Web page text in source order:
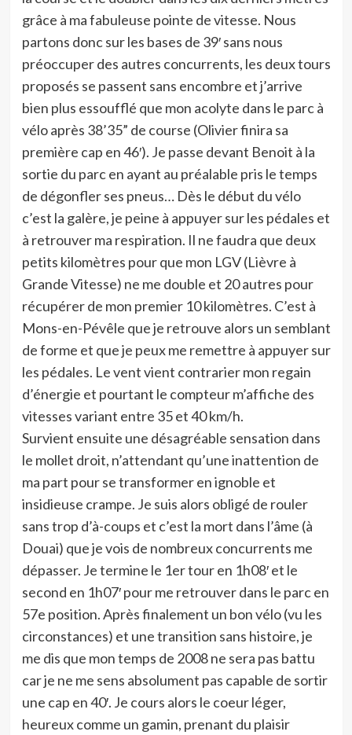
grâce à ma fabuleuse pointe de vitesse. Nous
partons donc sur les bases de 39′ sans nous
préoccuper des autres concurrents, les deux tours
proposés se passent sans encombre et j’arrive
bien plus essoufflé que mon acolyte dans le parc à
vélo après 38’35” de course (Olivier finira sa
première cap en 46′). Je passe devant Benoit à la
sortie du parc en ayant au préalable pris le temps
de dégonfler ses pneus… Dès le début du vélo
c’est la galère, je peine à appuyer sur les pédales et
à retrouver ma respiration. Il ne faudra que deux
petits kilomètres pour que mon LGV (Lièvre à
Grande Vitesse) ne me double et 20 autres pour
récupérer de mon premier 10 kilomètres. C’est à
Mons-en-Pévêle que je retrouve alors un semblant
de forme et que je peux me remettre à appuyer sur
les pédales. Le vent vient contrarier mon regain
d’énergie et pourtant le compteur m’affiche des
vitesses variant entre 35 et 40 km/h.
Survient ensuite une désagréable sensation dans
le mollet droit, n’attendant qu’une inattention de
ma part pour se transformer en ignoble et
insidieuse crampe. Je suis alors obligé de rouler
sans trop d’à-coups et c’est la mort dans l’âme (à
Douai) que je vois de nombreux concurrents me
dépasser. Je termine le 1er tour en 1h08′ et le
second en 1h07′ pour me retrouver dans le parc en
57e position. Après finalement un bon vélo (vu les
circonstances) et une transition sans histoire, je
me dis que mon temps de 2008 ne sera pas battu
car je ne me sens absolument pas capable de sortir
une cap en 40′. Je cours alors le coeur léger,
heureux comme un gamin, prenant du plaisir